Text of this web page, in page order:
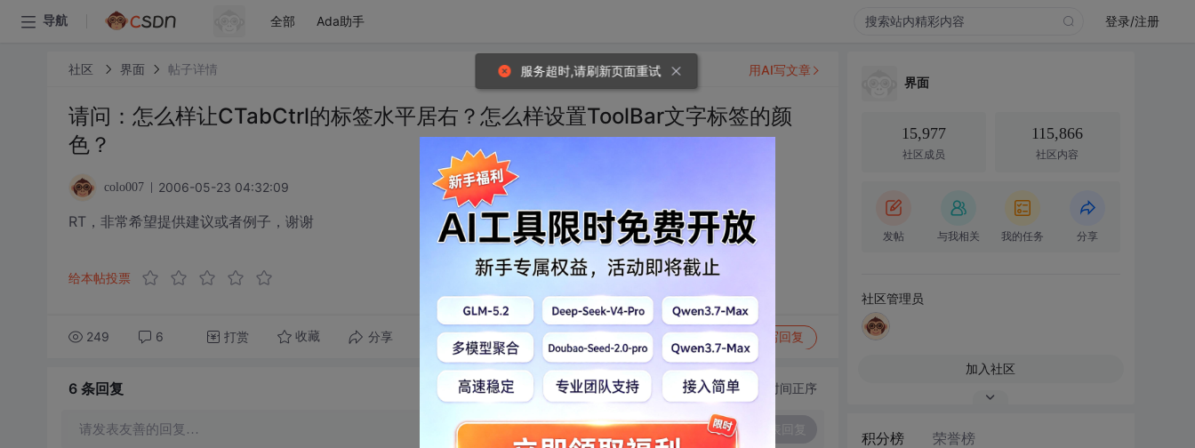
导航 全部 Ada助手 登录/注册
社区 界面 帖子详情
请问：怎么样让CTabCtrl的标签水平居右？怎么样设置ToolBar文字标签的颜
色？
colo007 2006-05-23 04:32:09
RT，非常希望提供建议或者例子，谢谢
给本帖投票
249 6 打赏 收藏 分享 转发到动态 举报 写回复
用AI写文章
6 条回复 切换为时间正序
请发表友善的回复…
界面
15,977
社区成员
115,866
社区内容
发帖 与我相关 我的任务 分享
社区管理员
加入社区
积分榜 荣誉榜
服务超时,请刷新页面重试